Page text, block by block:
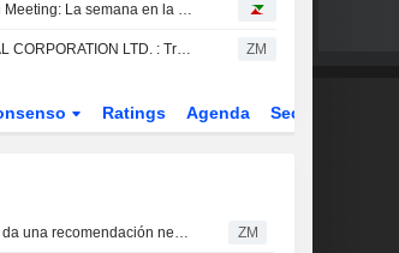
Afternoon Meeting: La semana en la que todo confluye en Wall Street
CARNIVAL CORPORATION LTD. : Truist Securities da una recomendación neutral ZM
Ratings Agenda Sector
CARNIVAL CORPORATION LTD. : Truist Securities da una recomendación neutral ZM